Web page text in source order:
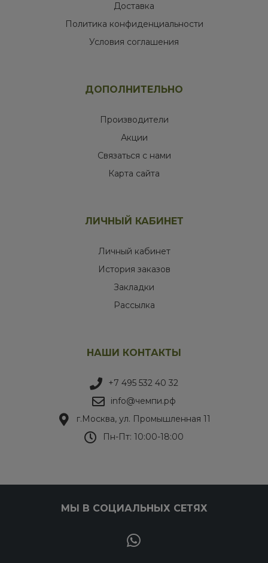
Доставка
Политика конфиденциальности
Условия соглашения
ДОПОЛНИТЕЛЬНО
Производители
Акции
Связаться с нами
Карта сайта
ЛИЧНЫЙ КАБИНЕТ
Личный кабинет
История заказов
Закладки
Рассылка
НАШИ КОНТАКТЫ
+7 495 532 40 32
info@чемпи.рф
г.Москва, ул. Промышленная 11
Пн-Пт: 10:00-18:00
МЫ В СОЦИАЛЬНЫХ СЕТЯХ